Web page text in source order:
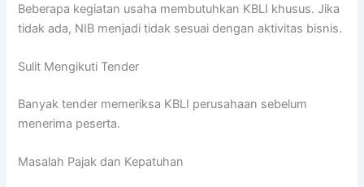
Beberapa kegiatan usaha membutuhkan KBLI khusus. Jika
tidak ada, NIB menjadi tidak sesuai dengan aktivitas bisnis.
Sulit Mengikuti Tender
Banyak tender memeriksa KBLI perusahaan sebelum
menerima peserta.
Masalah Pajak dan Kepatuhan